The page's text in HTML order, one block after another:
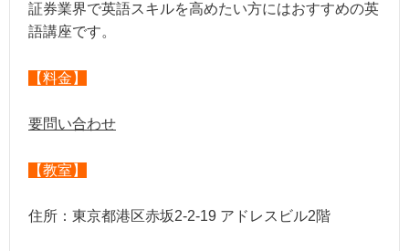
証券業界で英語スキルを高めたい方にはおすすめの英
語講座です。
【料金】
要問い合わせ
【教室】
住所：東京都港区赤坂2-2-19 アドレスビル2階